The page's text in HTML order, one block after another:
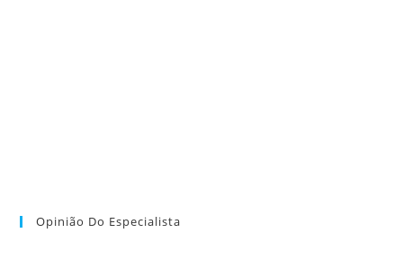
Opinião Do Especialista